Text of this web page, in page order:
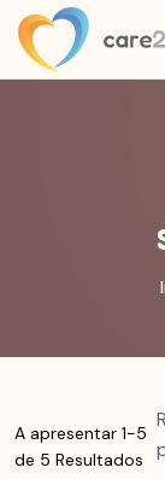
A apresentar 1-5
de 5 Resultados